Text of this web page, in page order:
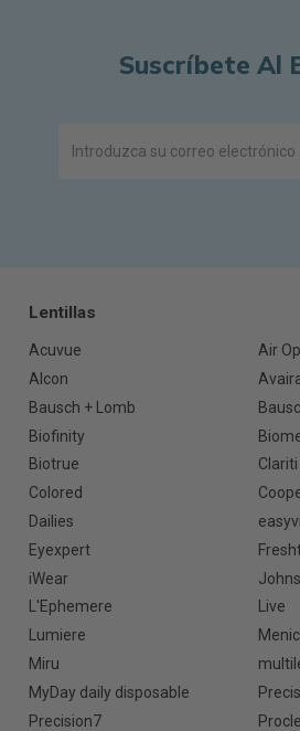
Suscríbete Al
Lentillas
Acuvue
Air
Alcon
Bausch + Lomb
Biofinity
Biotrue
Clariti
Colored
Dailies
Eyexpert
iWear
L'Ephemere
Live
Lumiere
Miru
MyDay daily disposable
Precision7